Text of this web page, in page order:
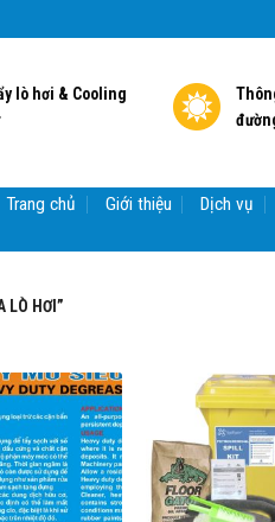
lò hơi & Cooling
Trang chủ Giới thiệu Dịch vụ
LÒ HƠI”